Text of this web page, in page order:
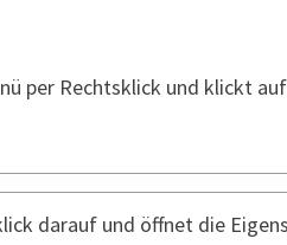
per Rechtsklick und klickt auf
darauf und öffnet die